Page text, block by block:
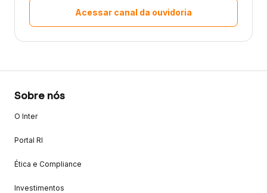
Acessar canal da ouvidoria
Sobre nós
O Inter
Portal RI
Ética e Compliance
Investimentos